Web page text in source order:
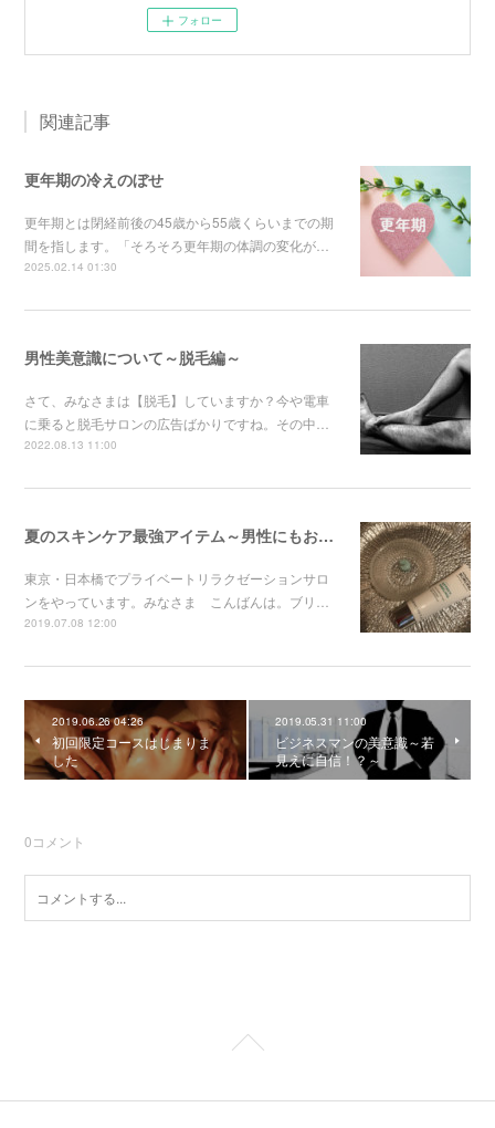
フォロー
関連記事
更年期の冷えのぼせ
更年期とは閉経前後の45歳から55歳くらいまでの期
間を指します。「そろそろ更年期の体調の変化が…
2025.02.14 01:30
男性美意識について～脱毛編～
さて、みなさまは【脱毛】していますか？今や電車
に乗ると脱毛サロンの広告ばかりですね。その中…
2022.08.13 11:00
夏のスキンケア最強アイテム～男性にもおすすめ～
東京・日本橋でプライベートリラクゼーションサロ
ンをやっています。みなさま こんばんは。ブリ…
2019.07.08 12:00
2019.06.26 04:26
初回限定コースはじまりま
した
2019.05.31 11:00
ビジネスマンの美意識～若
見えに自信！？～
0コメント